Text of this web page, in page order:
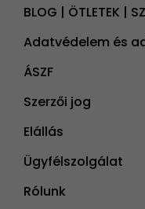
BLOG | ÖTLETEK |
Adatvédelem és
ÁSZF
Szerzői jog
Elállás
Ügyfélszolgálat
Rólunk